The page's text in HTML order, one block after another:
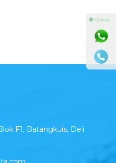
F1, Batangkuis, Deli
⚫ Online